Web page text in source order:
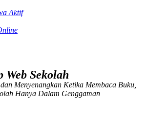
Aktif
Web Sekolah
Menyenangkan Ketika Membaca Buku,
Hanya Dalam Genggaman